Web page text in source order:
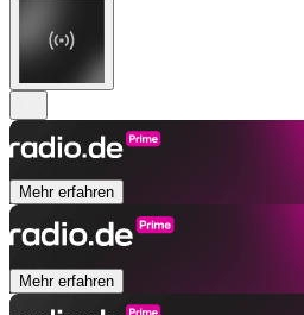
Mehr erfahren
Mehr erfahren